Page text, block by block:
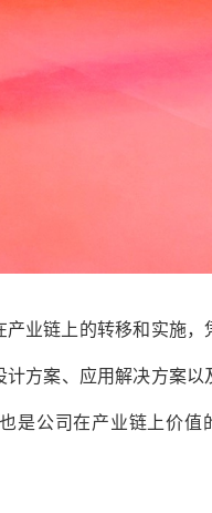
业链上的转移和实施，
方案、应用解决方案以
是公司在产业链上价值